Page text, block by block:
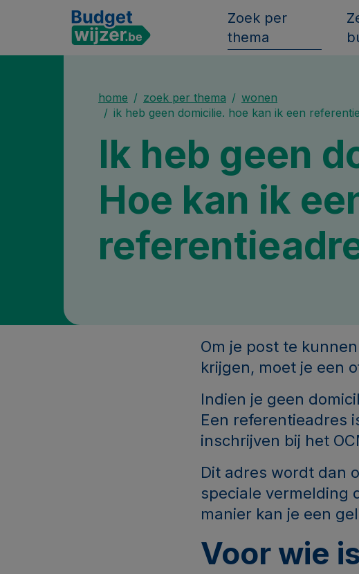
Zoek per
thema
home zoek per thema
wonen
ik heb geen domicilie. hoe kan ik een
Ik heb geen
Hoe kan ik
Om je post te
krijgen, moet je een
Indien je geen
Een referentieadres
inschrijven bij het
Dit adres wordt dan
speciale vermelding
manier kan je een
Voor wie